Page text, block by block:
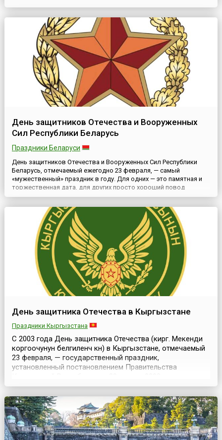
День защитников Отечества и Вооруженных
Сил Республики Беларусь
Праздники Беларуси
День защитников Отечества и Вооруженных Сил Республики
Беларусь, отмечаемый ежегодно 23 февраля, — самый
«мужественный» праздник в году. Для одних — это памятная и
торжественная дата, для других просто хороший повод
собраться с друзьями. Так или иначе, но День защитников
праздник, имеющий вековую историю. Считается, что День
защитника Отечеств...
День защитника Отечества в Кыргызстане
Праздники Кыргызстана
С 2003 года День защитника Отечества (кирг. Мекенди
коргоочунун белгиленчү күнү) в Кыргызстане, отмечаемый
23 февраля, — государственный праздник,
установленный постановлением Правительства
военно-патриотического воспитания подрастающего
поколения, создания условий для оказания почета и
достойного уважения ветеранов войны и Вооруженных
сил Кыргы...